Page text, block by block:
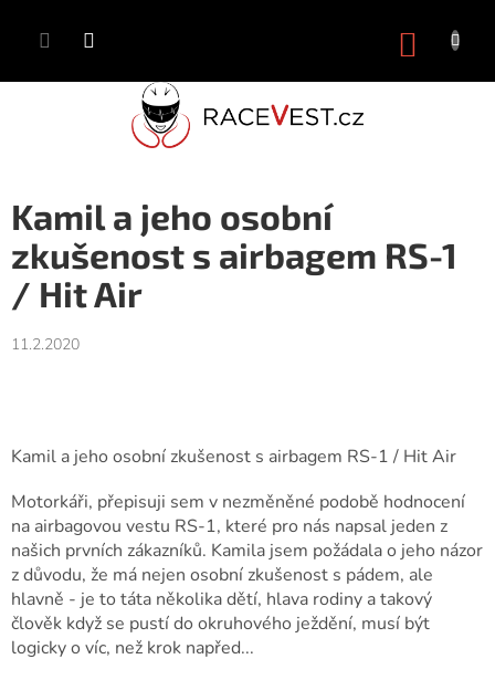
Kamil a jeho osobní
zkušenost s airbagem RS-1
/ Hit Air
11.2.2020
Kamil a jeho osobní zkušenost s airbagem RS-1 / Hit Air
Motorkáři, přepisuji sem v nezměněné podobě hodnocení
na airbagovou vestu RS-1, které pro nás napsal jeden z
našich prvních zákazníků. Kamila jsem požádala o jeho názor
z důvodu, že má nejen osobní zkušenost s pádem, ale
hlavně - je to táta několika dětí, hlava rodiny a takový
člověk když se pustí do okruhového ježdění, musí být
logicky o víc, než krok napřed...